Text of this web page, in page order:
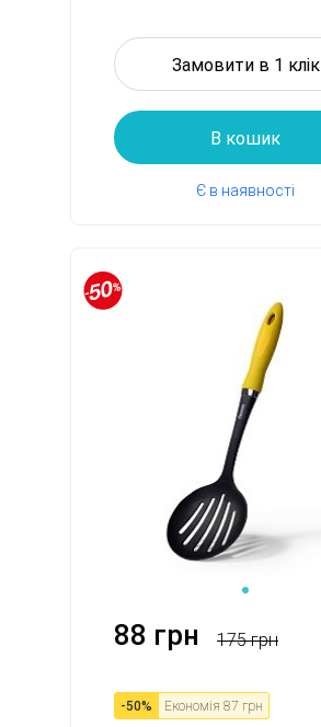
Замовити в 1 клік
В кошик
Є в наявності
88 грн 175 грн
-50% Економія 87 грн